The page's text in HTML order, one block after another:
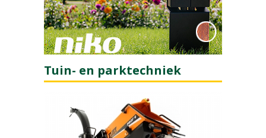
Tuin- en parktechniek